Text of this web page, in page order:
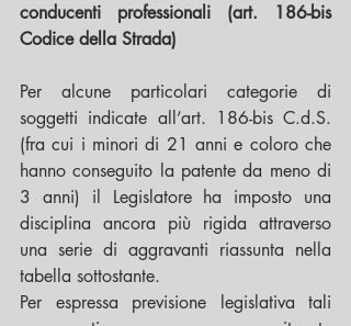
conducenti professionali (art. 186-bis
Codice della Strada)
Per alcune particolari categorie di
soggetti indicate all’art. 186-bis C.d.S.
(fra cui i minori di 21 anni e coloro che
hanno conseguito la patente da meno di
3 anni) il Legislatore ha imposto una
disciplina ancora più rigida attraverso
una serie di aggravanti riassunta nella
tabella sottostante.
Per espressa previsione legislativa tali